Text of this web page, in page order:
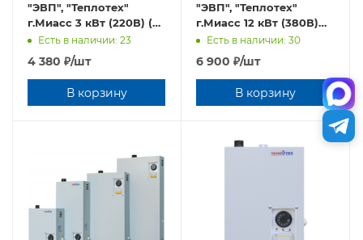
"ЭВП", "Теплотех"
г.Миасс 3 кВт (220В) (на
автоматах)
Есть в наличии: 23
4 380 ₽/шт
В корзину
"ЭВП", "Теплотех"
г.Миасс 12 кВт (380В)
(на автоматах)
Есть в наличии: 30
6 900 ₽/шт
В корзину